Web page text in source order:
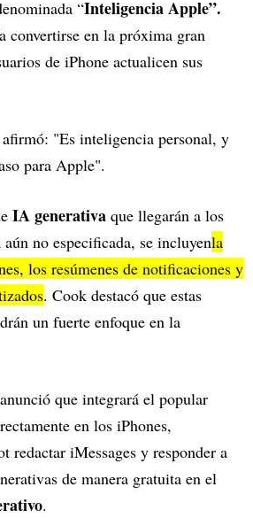
“Inteligencia Apple”.
convertirse en la próxima gran
de iPhone actualicen sus
"Es inteligencia personal, y
para Apple".
IA generativa que llegarán a los
no especificada, se incluyenla
los resúmenes de notificaciones y
. Cook destacó que estas
un fuerte enfoque en la
que integrará el popular
en los iPhones,
redactar iMessages y responder a
de manera gratuita en el
.